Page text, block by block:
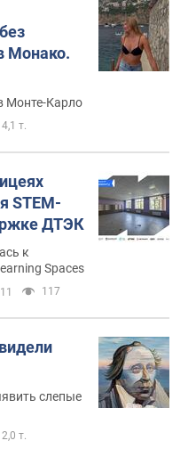
Монако.
Монте-Карло
4,1 т.
STEM-
ДТЭК
к
Spaces
117
слепые
2,0 т.